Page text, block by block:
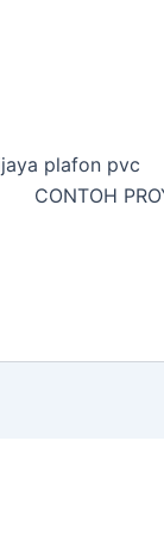
plafon pvc
CONTOH